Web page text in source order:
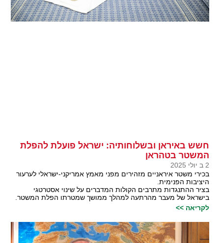
חשש באיראן ובשלוחותיה: ישראל פועלת להפלת
המשטר בטהראן
2 ב יולי 2025
בכירי משטר איראניים מזהירים מפני מאמץ אמריקני-ישראלי לערעור
היציבות הפנימית.
בציר ההתנגדות מתרבים הקולות המדברים על שינוי אסטרטגי
בישראל של מעבר מהרתעה למהלך ממושך שמטרתו הפלת המשטר.
לקריאה >>